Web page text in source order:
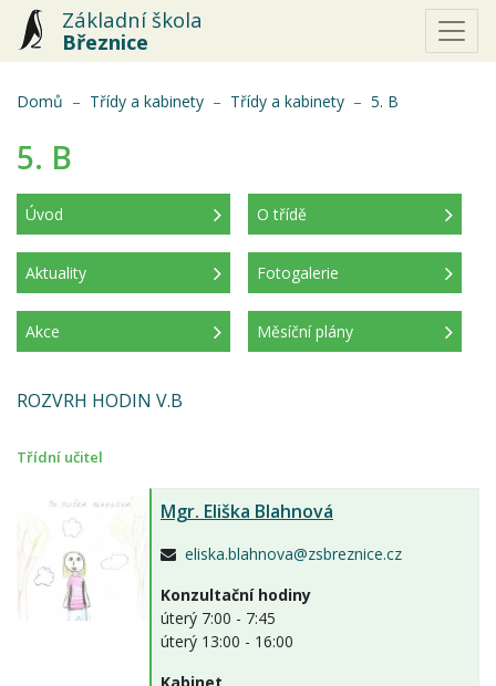
Základní škola
Březnice
Domů Třídy a kabinety Třídy a kabinety 5. B
5. B
Úvod
(aktuální)
O třídě
Aktuality Fotogalerie
Akce Měsíční plány
ROZVRH HODIN V.B
Třídní učitel
Mgr. Eliška Blahnová
eliska.blahnova@zsbreznice.cz
Konzultační hodiny
úterý 7:00 - 7:45
úterý 13:00 - 16:00